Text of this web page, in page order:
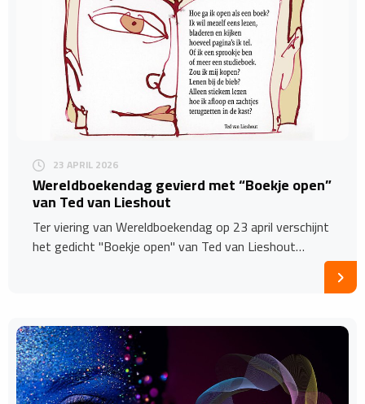
23 APRIL 2026
Wereldboekendag gevierd met “Boekje open”
van Ted van Lieshout
Ter viering van Wereldboekendag op 23 april verschijnt
het gedicht "Boekje open" van Ted van Lieshout…